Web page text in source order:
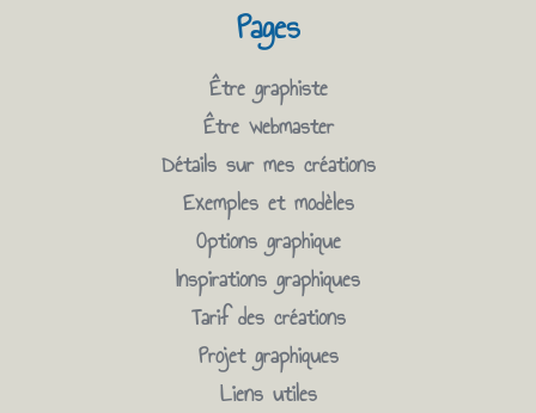
Pages
Être graphiste
Être webmaster
Détails sur mes créations
Exemples et modèles
Options graphique
Inspirations graphiques
Tarif des créations
Projet graphiques
Liens utiles